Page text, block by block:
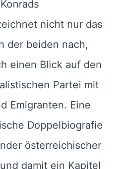
nicht nur das
der beiden nach,
einen Blick auf den
Partei mit
Emigranten. Eine
Doppelbiografie
österreichischer
damit ein Kapitel